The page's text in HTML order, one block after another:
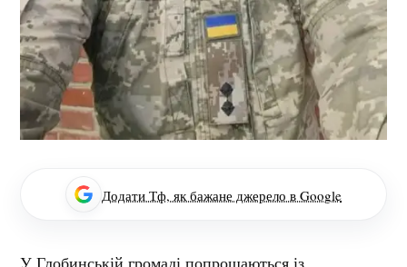
Додати Тф, як бажане джерело в Google
У Глобинській громаді попрощаються із